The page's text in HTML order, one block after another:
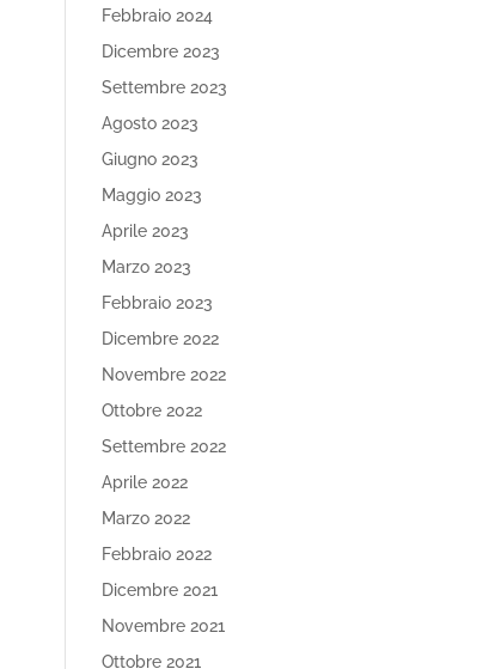
Febbraio 2024
Dicembre 2023
Settembre 2023
Agosto 2023
Giugno 2023
Maggio 2023
Aprile 2023
Marzo 2023
Febbraio 2023
Dicembre 2022
Novembre 2022
Ottobre 2022
Settembre 2022
Aprile 2022
Marzo 2022
Febbraio 2022
Dicembre 2021
Novembre 2021
Ottobre 2021